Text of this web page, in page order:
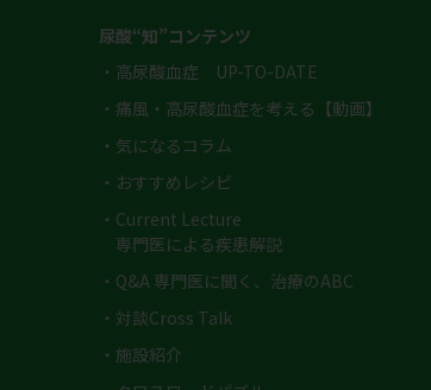
尿酸“知”コンテンツ
・高尿酸血症 UP-TO-DATE
・痛風・高尿酸血症を考える【動画】
・気になるコラム
・おすすめレシピ
・Current Lecture
専門医による疾患解説
・Q&A 専門医に聞く、治療のABC
・対談Cross Talk
・施設紹介